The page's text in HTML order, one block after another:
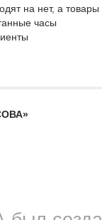
на нет, а товары
часы